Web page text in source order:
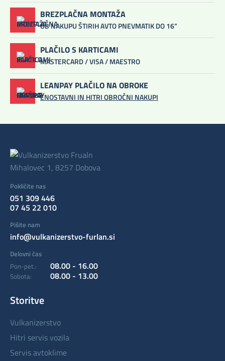
BREZPLAČNA MONTAŽA
OB NAKUPU ŠTIRIH AVTO PNEVMATIK DO 16”
PLAČILO S KARTICAMI
MASTERCARD / VISA / MAESTRO
LEANPAY PLAČILO NA OBROKE
ENOSTAVNI IN HITRI OBROČNI NAKUPI
Mihalovec 1, 8257 Dobova
Pokličite nas
051 309 446
07 45 22 010
Pišite nam
info@vulkanizerstvo-furlan.si
Delovni čas
Pon-pet.:
08.00 - 16.00
Sobota: 08.00 - 13.00
Storitve
vulkanizerstvo
hitri servis vozila
servis avtoklime